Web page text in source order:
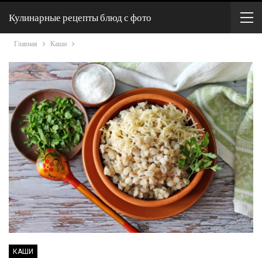
Кулинарные рецепты блюд с фото
Главная Каши
КАШИ